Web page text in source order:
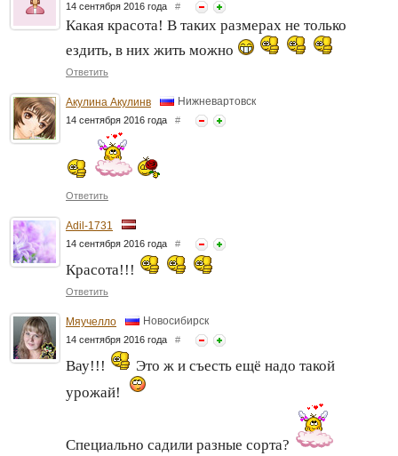
14 сентября 2016 года #
Какая красота! В таких размерах не только
ездить, в них жить можно
Ответить
Акулина Акулинв Нижневартовск
14 сентября 2016 года #
Ответить
Adil-1731
14 сентября 2016 года #
Красота!!!
Ответить
Мяучелло Новосибирск
14 сентября 2016 года #
Вау!!!
Это ж и съесть ещё надо такой
урожай!
Специально садили разные сорта?